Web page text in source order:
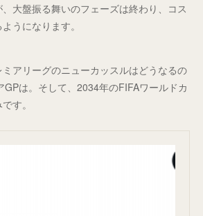
大盤振る舞いのフェーズは終わり、コス
うになります。
アリーグのニューカッスルはどうなるの
は。そして、2034年のFIFAワールドカ
す。